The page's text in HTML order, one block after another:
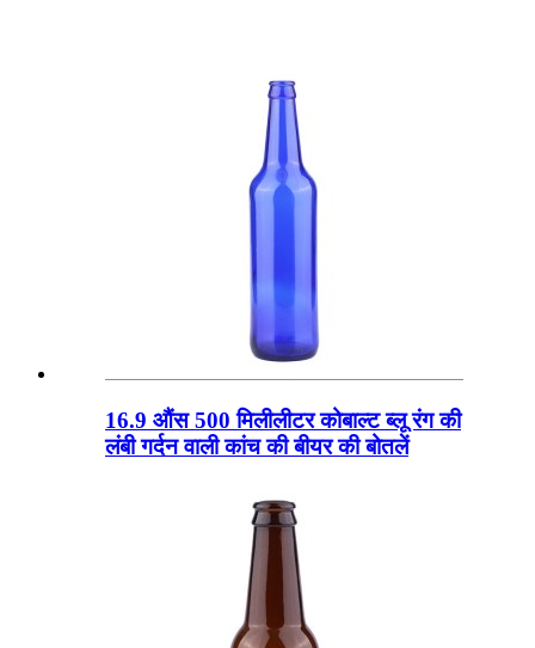
16.9 औंस 500 मिलीलीटर कोबाल्ट ब्लू रंग की
लंबी गर्दन वाली कांच की बीयर की बोतलें